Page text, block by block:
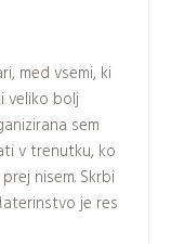
med vsemi, ki
veliko bolj
sem
v trenutku, ko
nisem. Skrbi
je res